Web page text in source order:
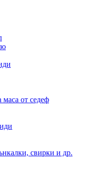
маса от седеф
свирки и др.